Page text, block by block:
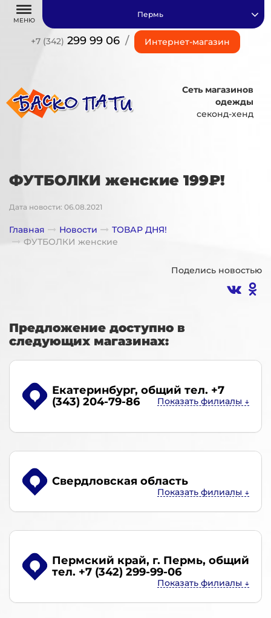
МЕНЮ
+7 (342) 299 99 06 / Интернет-магазин
Пермь
Сеть магазинов
одежды
секонд-хенд
ФУТБОЛКИ женские 199₽!
Дата новости: 06.08.2021
Главная Новости
ТОВАР ДНЯ!
ФУТБОЛКИ женские
Поделись новостью
Предложение доступно в
следующих магазинах:
Екатеринбург, общий тел. +7
(343) 204-79-86
Свердловская область
Пермский край, г. Пермь, общий
тел. +7 (342) 299-99-06